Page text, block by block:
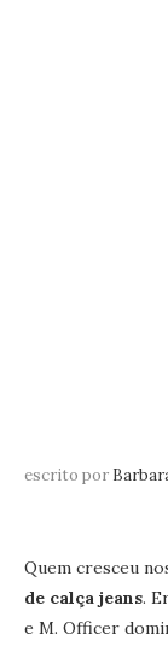
escrito por
Quem cresceu
de calça jeans.
e M. Officer